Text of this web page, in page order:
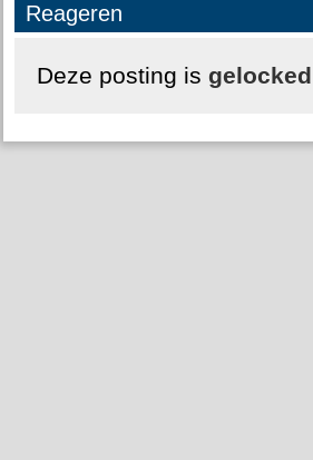
Reageren
Deze posting is gelocked